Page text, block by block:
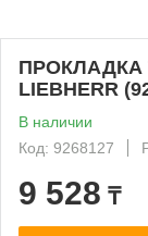
LIEBHERR
В наличии
Код: 9268127
9 528 ₸